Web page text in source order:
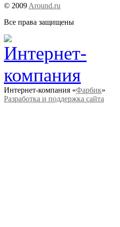
© 2009 Around.ru
Все права защищены
Интернет-компания «Фарбик»
Разработка и поддержка сайта